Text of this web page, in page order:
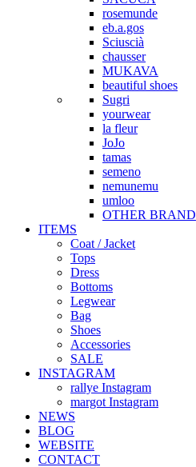
rosemunde
eb.a.gos
Sciuscià
chausser
MUKAVA
beautiful shoes
Sugri
yourwear
la fleur
JoJo
tamas
semeno
nemunemu
umloo
OTHER BRAND
ITEMS
Coat / Jacket
Tops
Dress
Bottoms
Legwear
Bag
Shoes
Accessories
SALE
INSTAGRAM
rallye Instagram
margot Instagram
NEWS
BLOG
WEBSITE
CONTACT